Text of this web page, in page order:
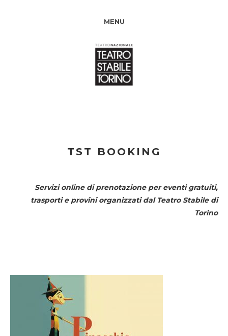
MENU
TST BOOKING
Servizi online di prenotazione per eventi gratuiti,
trasporti e provini organizzati dal Teatro Stabile di
Torino